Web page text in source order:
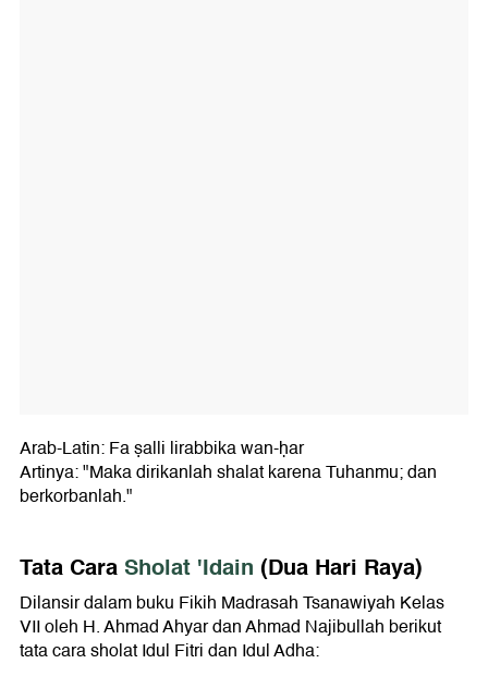
Arab-Latin: Fa ṣalli lirabbika wan-ḥar
Artinya: "Maka dirikanlah shalat karena Tuhanmu; dan
berkorbanlah."
Tata CaraSholat 'Idain (Dua Hari Raya)
Dilansir dalam buku Fikih Madrasah Tsanawiyah Kelas
VII oleh H. Ahmad Ahyar dan Ahmad Najibullah berikut
tata cara sholat Idul Fitri dan Idul Adha: